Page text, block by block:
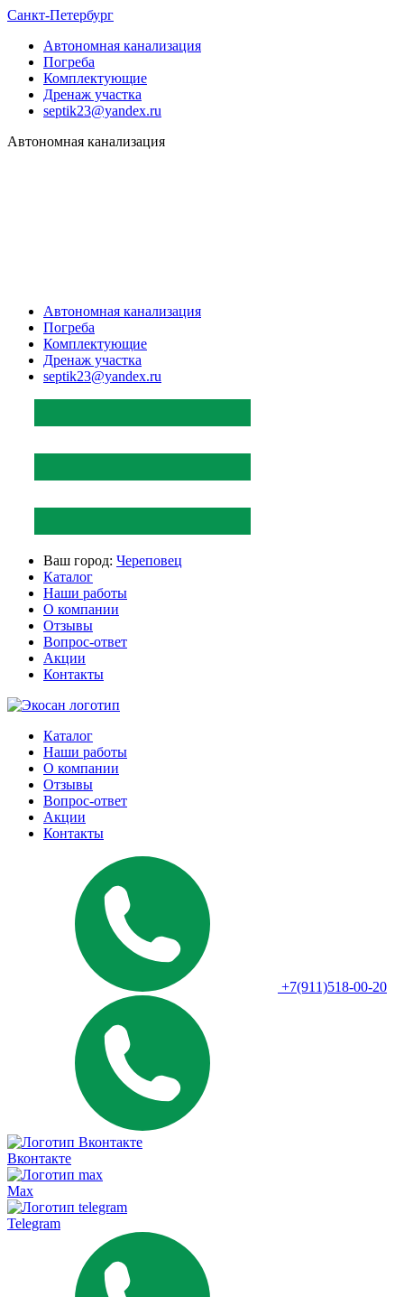
Санкт-Петербург
Автономная канализация
Погреба
Комплектующие
Дренаж участка
septik23@yandex.ru
Автономная канализация
Автономная канализация
Погреба
Комплектующие
Дренаж участка
septik23@yandex.ru
Ваш город: Череповец
Каталог
Наши работы
О компании
Отзывы
Вопрос-ответ
Акции
Контакты
Каталог
Наши работы
О компании
Отзывы
Вопрос-ответ
Акции
Контакты
+7(911)518-00-20
Вконтакте
Max
Telegram